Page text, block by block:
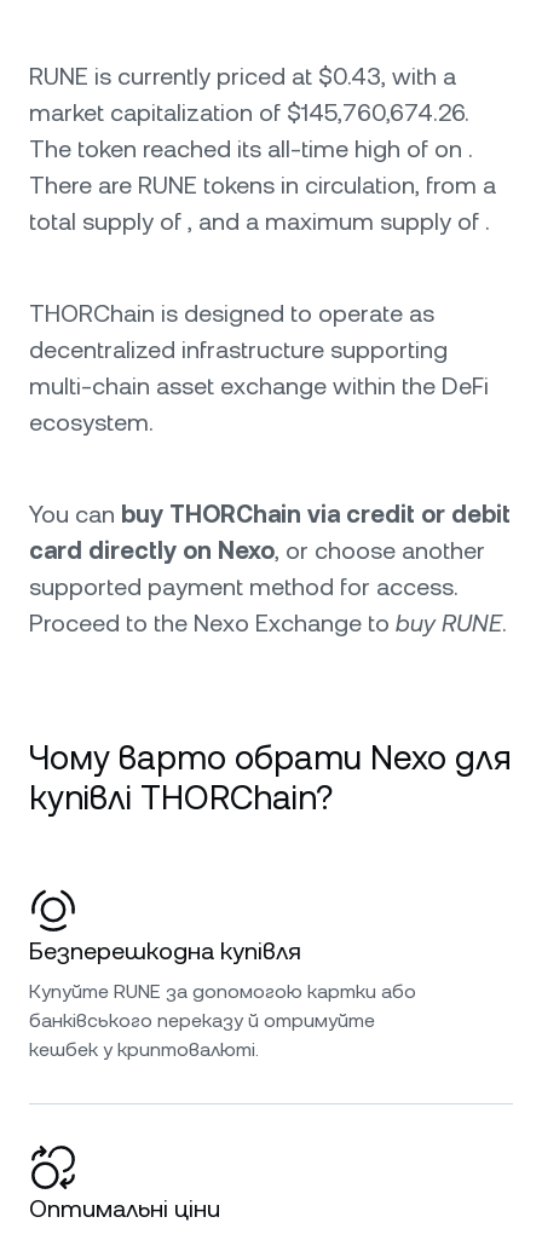
RUNE is currently priced at $0.43, with a
market capitalization of $145,760,674.26.
The token reached its all-time high of on .
There are RUNE tokens in circulation, from a
total supply of , and a maximum supply of .
THORChain is designed to operate as
decentralized infrastructure supporting
multi-chain asset exchange within the DeFi
ecosystem.
You can buy THORChain via credit or debit
card directly on Nexo, or choose another
supported payment method for access.
Proceed to the Nexo Exchange to buy RUNE.
Чому варто обрати Nexo для
купівлі THORChain?
Безперешкодна купівля
Купуйте RUNE за допомогою картки або
банківського переказу й отримуйте
кешбек у криптовалюті.
Оптимальні ціни